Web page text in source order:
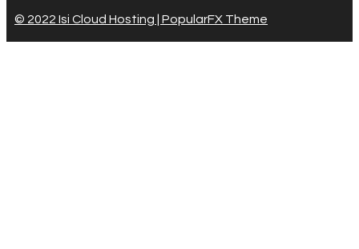
© 2022 Isi Cloud Hosting | PopularFX Theme